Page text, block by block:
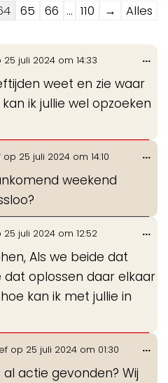
65 66 ... 110 →
Alles
25 juli 2024 om 14:33
weet en zie waar
ik jullie wel opzoeken
...
op 25 juli 2024 om 14:10
weekend
...
25 juli 2024 om 12:52
Als we beide dat
oplossen daar elkaar
kan ik met jullie in
...
op 25 juli 2024 om 01:30
al actie gevonden? Wij
...